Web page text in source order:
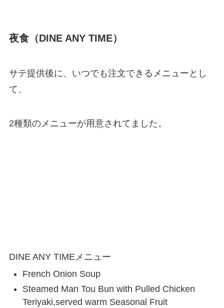
夜食（DINE ANY TIME）
サテ提供後に、いつでも注文できるメニューとし
て、
2種類のメニューが用意されてました。
DINE ANY TIMEメニュー
French Onion Soup
Steamed Man Tou Bun with Pulled Chicken
Teriyaki,served warm Seasonal Fruit